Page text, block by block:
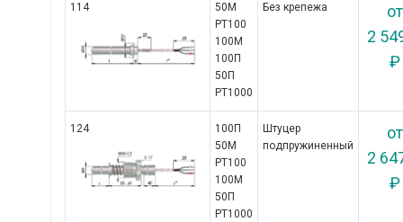
114
50М
РТ100
100М
100П
50П
РТ1000
Без крепежа
от
2
₽
124
100П
50М
РТ100
100М
50П
РТ1000
Штуцер
подпружиненный
от
2
₽